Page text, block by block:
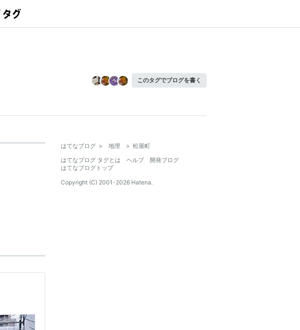
このタグでブログを書く
はてなブログ > 地理 > 松屋町
はてなブログ タグとは
ヘルプ
開発ブログ
はてなブログトップ
Copyright (C) 2001-2026 Hatena.